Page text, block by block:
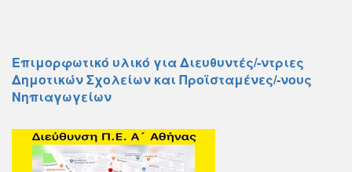
Επιμορφωτικό υλικό για Διευθυντές/-ντριες
Δημοτικών Σχολείων και Προϊσταμένες/-νους
Νηπιαγωγείων